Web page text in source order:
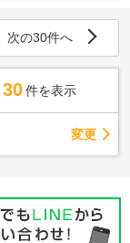
次の30件へ
件を表示
変更